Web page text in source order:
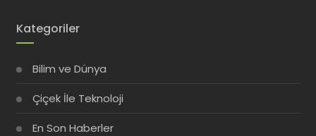
Kategoriler
Bilim ve Dünya
Çiçek İle Teknoloji
En Son Haberler